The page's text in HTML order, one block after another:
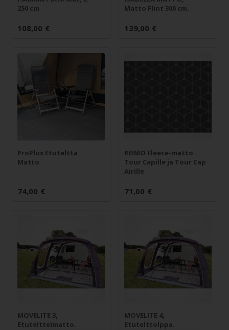
250 cm
108,00 €
Matto Flint 300 cm.
139,00 €
ProPlus Etuteltta
Matto
74,00 €
REIMO Fleece-matto
Tour Capille ja Tour Cap
Airille
71,00 €
MOVELITE 3,
Etutelttelmatto.
MOVELITE 4,
Etutelttolppa.